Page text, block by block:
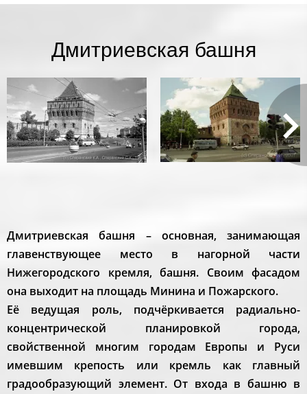
Дмитриевская башня
Дмитриевская башня – основная, занимающая
главенствующее место в нагорной части
Нижегородского кремля, башня. Своим фасадом
она выходит на площадь Минина и Пожарского.
Её ведущая роль, подчёркивается радиально-
концентрической планировкой города,
свойственной многим городам Европы и Руси
имевшим крепость или кремль как главный
градообразующий элемент. От входа в башню в